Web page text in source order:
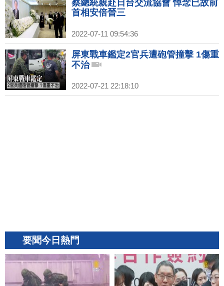
蔡總統親赴日台交流協會 悼念已故前
首相安倍晉三
2022-07-11 09:54:36
屏東戰車鑑定2官兵遭砲管撞擊 1傷重
不治
2022-07-21 22:18:10
要聞今日熱門